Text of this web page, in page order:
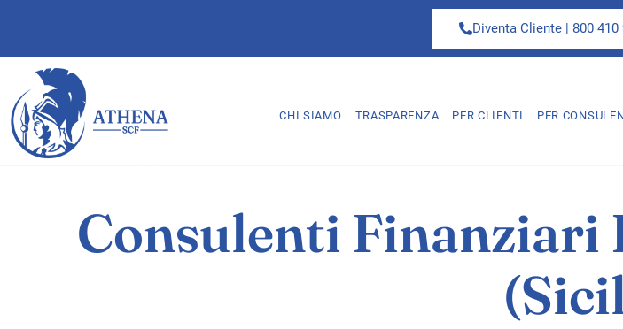
Diventa Cliente | 800 410
CHI SIAMO TRASPARENZA PER CLIENTI PER
Consulenti Finanziari